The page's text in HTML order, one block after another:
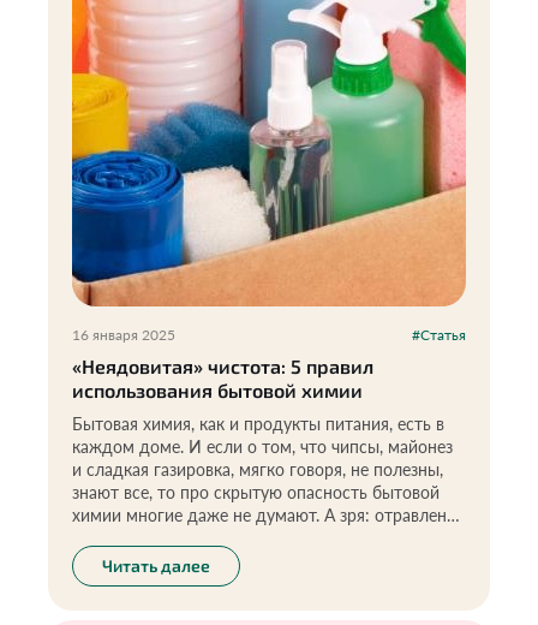
16 января 2025 #Статья
«Неядовитая» чистота: 5 правил
использования бытовой химии
Бытовая химия, как и продукты питания, есть в
каждом доме. И если о том, что чипсы, майонез
и сладкая газировка, мягко говоря, не полезны,
знают все, то про скрытую опасность бытовой
химии многие даже не думают. А зря: отравления
распространенные у детей в возрасте до пяти
лет. Малышей обычно привлекают запах,
красочные упаковки, они ассоциируют яркие
Читать далее